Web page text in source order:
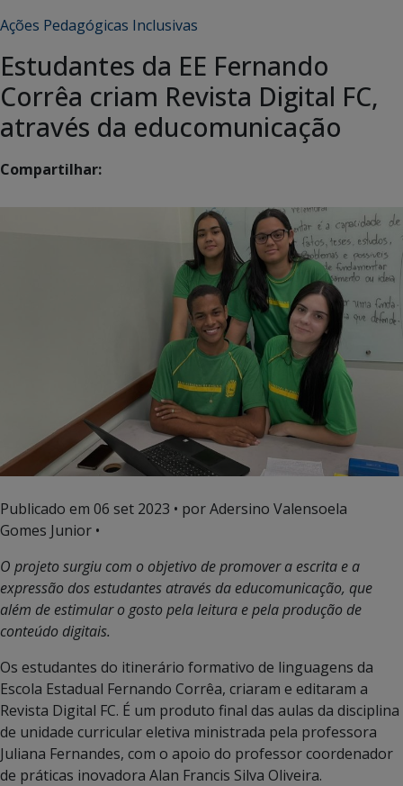
Ações Pedagógicas Inclusivas
Estudantes da EE Fernando
Corrêa criam Revista Digital FC,
através da educomunicação
Compartilhar:
Publicado em 06 set 2023 • por Adersino Valensoela
Gomes Junior •
O projeto surgiu com o objetivo de promover a escrita e a
expressão dos estudantes através da educomunicação, que
além de estimular o gosto pela leitura e pela produção de
conteúdo digitais.
Os estudantes do itinerário formativo de linguagens da
Escola Estadual Fernando Corrêa, criaram e editaram a
Revista Digital FC. É um produto final das aulas da disciplina
de unidade curricular eletiva ministrada pela professora
Juliana Fernandes, com o apoio do professor coordenador
de práticas inovadora Alan Francis Silva Oliveira.